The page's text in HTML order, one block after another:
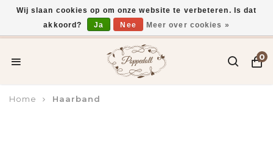
Voor 15:00 uur besteld, vandaag verzonden*
0
Home Haarband
Wij slaan cookies op om onze website te verbeteren. Is dat
akkoord?
Ja Nee Meer over cookies »